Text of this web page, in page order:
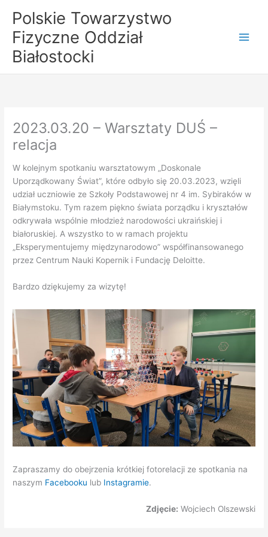
treści
Polskie Towarzystwo
Fizyczne Oddział
Białostocki
2023.03.20 – Warsztaty DUŚ –
relacja
W kolejnym spotkaniu warsztatowym „Doskonale
Uporządkowany Świat”, które odbyło się 20.03.2023, wzięli
udział uczniowie ze Szkoły Podstawowej nr 4 im. Sybiraków w
Białymstoku. Tym razem piękno świata porządku i kryształów
odkrywała wspólnie młodzież narodowości ukraińskiej i
białoruskiej. A wszystko to w ramach projektu
„Eksperymentujemy międzynarodowo” współfinansowanego
przez Centrum Nauki Kopernik i Fundację Deloitte.
Bardzo dziękujemy za wizytę!
Zapraszamy do obejrzenia krótkiej fotorelacji ze spotkania na
naszym Facebooku lub Instagramie.
Zdjęcie: Wojciech Olszewski